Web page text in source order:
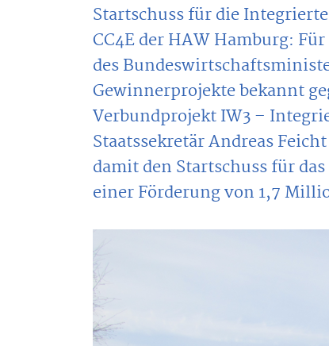
Startschuss für die
CC4E der HAW Hamburg:
des
Gewinnerprojekte bekannt
Verbundprojekt IW3 –
Staatssekretär Andreas
damit den Startschuss für
einer Förderung von 1,7